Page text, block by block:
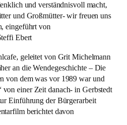
und verständnisvoll macht,
und Großmütter- wir freuen uns
eingeführt von
Ebert
geleitet von Grit Michelmann
an die Wendegeschichte – Die
von dem was vor 1989 war und
einer Zeit danach- in Gerbstedt
Einführung der Bürgerarbeit
berichtet davon